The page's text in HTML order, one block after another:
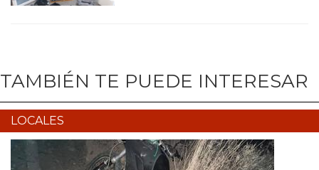
TAMBIÉN TE PUEDE INTERESAR
LOCALES